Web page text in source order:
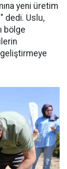
yeni üretim
dedi. Uslu,
bölge